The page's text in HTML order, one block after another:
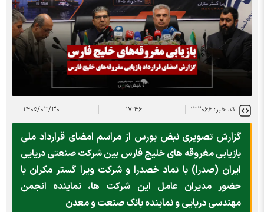
کد خبر: ۱۳۲۰۶۶ ۱۷:۴۶ ۱۴۰۵/۰۳/۳۰
گزارش تصویری نبض بورس از مراسم امضای قرارداد ملی
بازیابی مغروقه های خلیج فارس بین شرکت صنعتی دریایی
ایران (صدرا) با نماد خصدرا و شرکت ویرا گستر مکران با
حضور مدیران عامل این شرکت ها، نماینده انجمن
مهندسی دریایی و نماینده بانک صنعت و معدن